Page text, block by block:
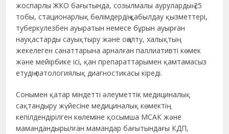
жоспарлы ЖКО бағытында, созылмалы аурулардың 25
тобы, стационарлық бөлімдердің қабылдау қызметтері,
туберкулезбен ауыратын немесе бұрын ауырған
науқастарды сауықтыру және оңалту, халықтың
жекелеген санаттарына арналған паллиативті көмек
және мейірбике ісі, қан препараттарымен қамтамасыз
етудің патологиялық диагностикасы кіреді.
Сонымен қатар міндетті әлеуметтік медициналық
сақтандыру жүйесіне медициналық көмектің
кепілдендірілген көлеміне қосымша МСАК және
мамандандырылған мамандар бағытындағы КДП,